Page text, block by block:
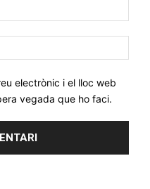
web:
electrònic i el lloc web
vegada que ho faci.